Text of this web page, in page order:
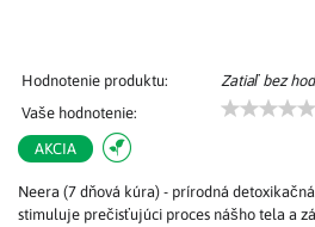
Hodnotenie produktu:
Zatiaľ bez
Vaše hodnotenie:
AKCIA
Neera (7 dňová kúra) - prírodná
stimuluje prečisťujúci proces nášho tela a